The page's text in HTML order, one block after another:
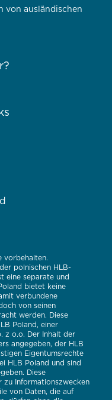
von ausländischen
vorbehalten.
polnischen HLB-
eine separate und
bietet keine
verbundene
von seinen
werden. Diese
Poland, einer
z o.o. Der Inhalt der
angegeben, der HLB
Eigentumsrechte
HLB Poland und sind
Diese
zu Informationszwecken
von Daten, die auf